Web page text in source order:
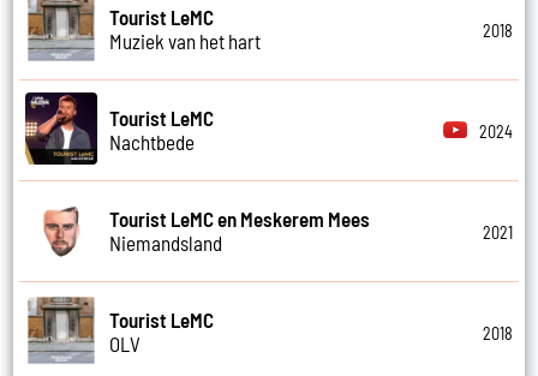
Tourist LeMC
Muziek van het hart
2018
Tourist LeMC
Nachtbede
2024
Tourist LeMC en Meskerem Mees
Niemandsland
2021
Tourist LeMC
OLV
2018